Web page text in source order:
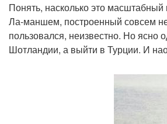
Понять, насколько это
Ла-маншем, построенный совсем
пользовался, неизвестно. Но ясно
Шотландии, а выйти в Турции. И